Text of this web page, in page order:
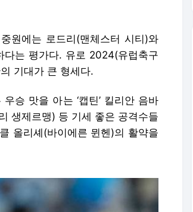
원에는 로드리(맨체스터 시티)와
다는 평가다. 유로 2024(유럽축구
기대가 큰 형세다.
승 맛을 아는 ‘캡틴’ 킬리안 음바
생제르맹) 등 기세 좋은 공격수들
올리셰(바이에른 뮌헨)의 활약을